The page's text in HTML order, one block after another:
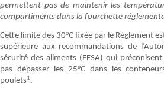
permettent pas de maintenir les
compartiments dans la fourchette
Cette limite des 30°C fixée par le Règlement
supérieure aux recommandations de
sécurité des aliments (EFSA) qui
pas dépasser les 25°C dans les
poulets1.